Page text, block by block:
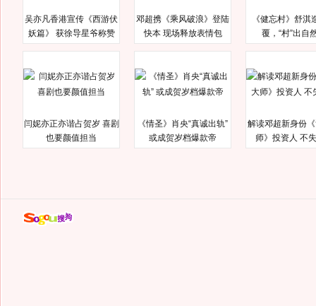
吴亦凡香港宣传《西游伏
妖篇》 获徐导星爷称赞
邓超携《乘风破浪》登陆
快本 现场释放表情包
《健忘村》舒淇
覆，“村”出自
闫妮亦正亦谐占贺岁 喜剧
也要颜值担当
《情圣》肖央“真诚出轨”
或成贺岁档爆款帝
解读邓超新身份
师》投资人 不